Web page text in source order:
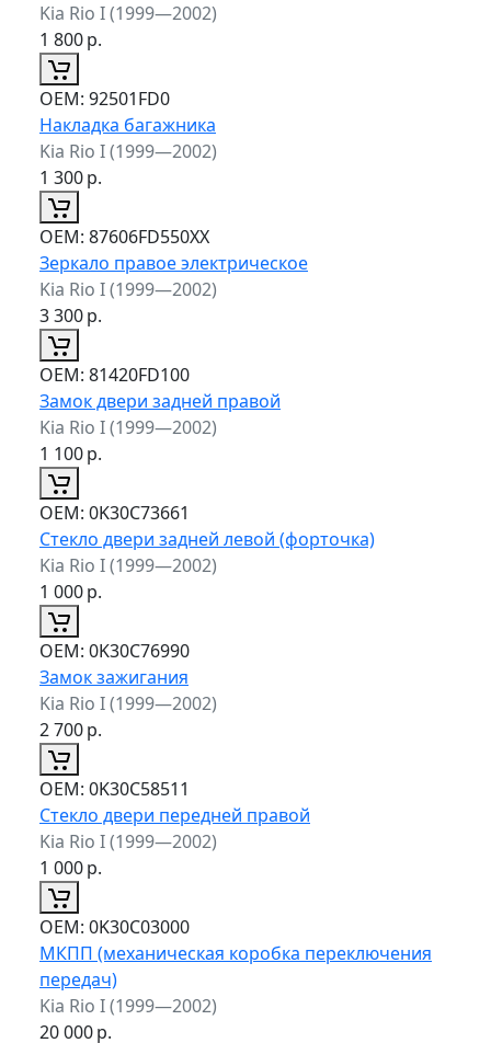
Kia Rio I (1999—2002)
1 800р.
ОЕМ: 92501FD0
Накладка багажника
Kia Rio I (1999—2002)
1 300р.
ОЕМ: 87606FD550XX
Зеркало правое электрическое
Kia Rio I (1999—2002)
3 300р.
ОЕМ: 81420FD100
Замок двери задней правой
Kia Rio I (1999—2002)
1 100р.
ОЕМ: 0K30C73661
Стекло двери задней левой (форточка)
Kia Rio I (1999—2002)
1 000р.
ОЕМ: 0K30C76990
Замок зажигания
Kia Rio I (1999—2002)
2 700р.
ОЕМ: 0K30C58511
Стекло двери передней правой
Kia Rio I (1999—2002)
1 000р.
ОЕМ: 0K30C03000
МКПП (механическая коробка переключения
передач)
Kia Rio I (1999—2002)
20 000р.